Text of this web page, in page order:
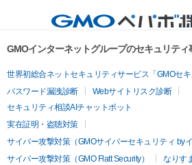
GMOインターネットグループのセキュリティ
世界初総合ネットセキュリティサービス「GMOセキ
パスワード漏洩診断
Webサイトリスク診断
セキュリティ相談AIチャットボット
実在証明・盗聴対策
サイバー攻撃対策（GMOサイバーセキュリティ byイ
サイバー攻撃対策（GMO Flatt Security）
なりす